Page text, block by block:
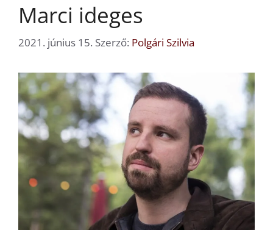
Marci ideges
2021. június 15. Szerző: Polgári Szilvia